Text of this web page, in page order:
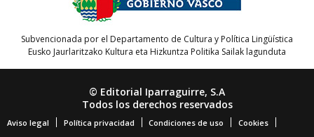
Subvencionada por el Departamento de Cultura y Política Lingüística
Eusko Jaurlaritzako Kultura eta Hizkuntza Politika Sailak lagunduta
© Editorial Iparraguirre, S.A
Todos los derechos reservados
Aviso legal Política privacidad Condiciones de uso Cookies